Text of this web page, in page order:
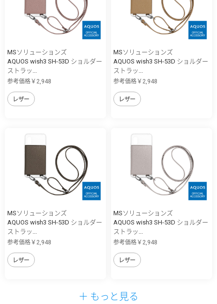
MSソリューションズ
AQUOS wish3 SH-53D ショルダー
ストラッ...
参考価格￥2,948
レザー
MSソリューションズ
AQUOS wish3 SH-53D ショルダー
ストラッ...
参考価格￥2,948
レザー
MSソリューションズ
AQUOS wish3 SH-53D ショルダー
ストラッ...
参考価格￥2,948
レザー
MSソリューションズ
AQUOS wish3 SH-53D ショルダー
ストラッ...
参考価格￥2,948
レザー
＋ もっと見る